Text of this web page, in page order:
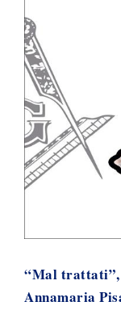
“Mal
Annamaria